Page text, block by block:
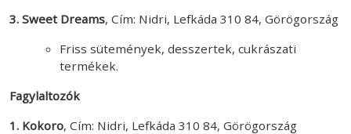
3. Sweet Dreams, Cím: Nidri, Lefkáda 310 84, Görögország
Friss sütemények, desszertek, cukrászati
termékek.
Fagylaltozók
1. Kokoro, Cím: Nidri, Lefkáda 310 84, Görögország